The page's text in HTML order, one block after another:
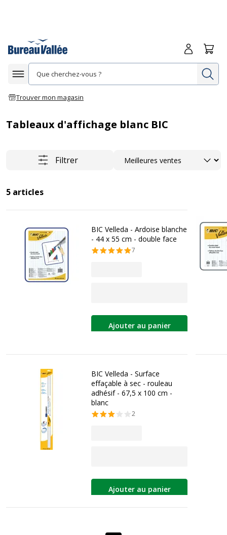
Afficher la navigation
Trouver mon magasin
Me
Tableaux d'affichage blanc BIC
Filtrer Trier
5 articles
BIC Velleda - Ardoise blanche
- 44 x 55 cm - double face
7
Ajouter au panier
BIC Velleda - Surface
effaçable à sec - rouleau
adhésif - 67,5 x 100 cm -
blanc
2
Ajouter au panier